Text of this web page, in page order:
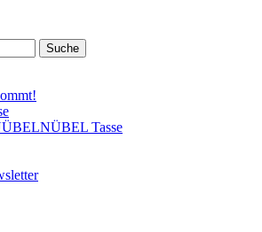
Tasse